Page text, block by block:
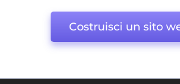
Costruisci un sito